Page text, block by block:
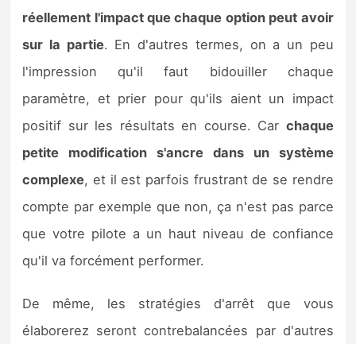
réellement l'impact que chaque option peut avoir
sur la partie. En d'autres termes, on a un peu
l'impression qu'il faut bidouiller chaque
paramètre, et prier pour qu'ils aient un impact
positif sur les résultats en course. Car chaque
petite modification s'ancre dans un système
complexe, et il est parfois frustrant de se rendre
compte par exemple que non, ça n'est pas parce
que votre pilote a un haut niveau de confiance
qu'il va forcément performer.
De même, les stratégies d'arrêt que vous
élaborerez seront contrebalancées par d'autres